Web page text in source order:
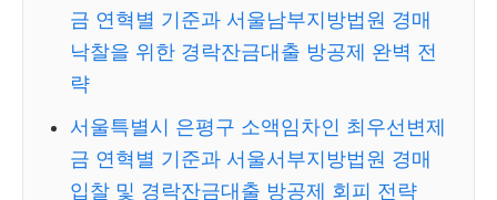
금 연혁별 기준과 서울남부지방법원 경매
낙찰을 위한 경락잔금대출 방공제 완벽 전
략
서울특별시 은평구 소액임차인 최우선변제
금 연혁별 기준과 서울서부지방법원 경매
입찰 및 경락잔금대출 방공제 회피 전략